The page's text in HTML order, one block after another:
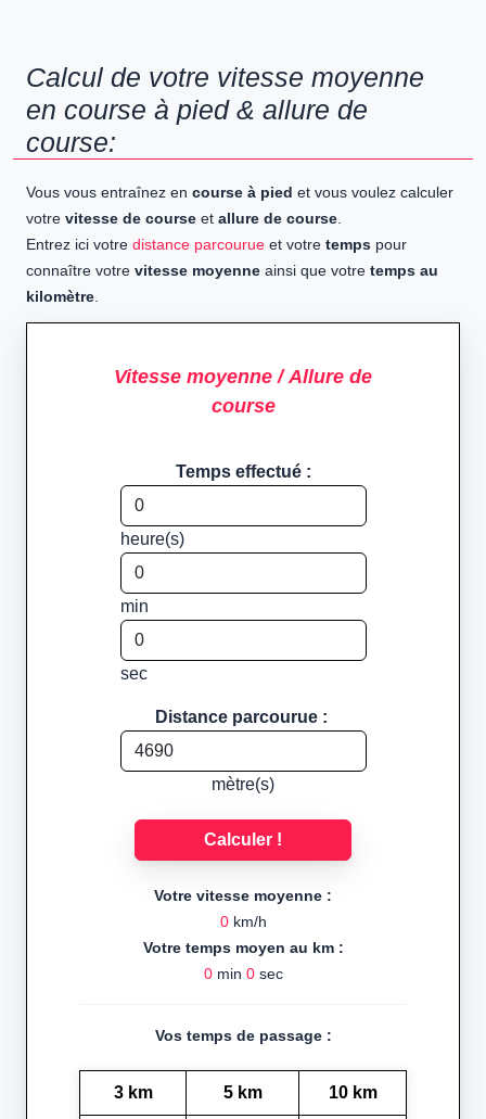
Calcul de votre vitesse moyenne
en course à pied & allure de
course:
Vous vous entraînez en course à pied et vous voulez calculer
votre vitesse de course et allure de course
Entrez ici votre distance parcourue et votre temps pour
connaître votre vitesse moyenne ainsi que votre temps au
kilomètre
Vitesse moyenne / Allure de
course
Temps effectué :
heure(s)
min
sec
Distance parcourue :
mètre(s)
Calculer !
Votre vitesse moyenne :
0km/h
Votre temps moyen au km :
0min 0sec
Vos temps de passage :
3 km 5 km 10 km